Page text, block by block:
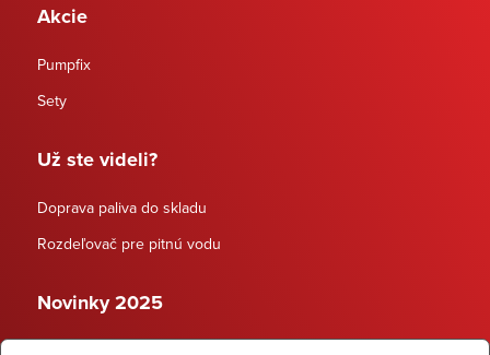
Akcie
Pumpfix
Sety
Už ste videli?
Doprava paliva do skladu
Rozdeľovač pre pitnú vodu
Novinky 2025